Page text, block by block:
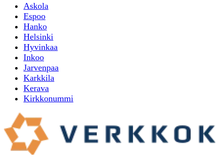
Askola
Espoo
Hanko
Helsinki
Hyvinkaa
Inkoo
Jarvenpaa
Karkkila
Kerava
Kirkkonummi